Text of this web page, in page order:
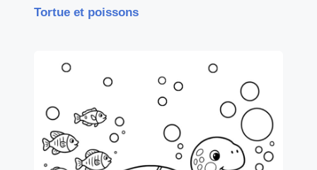
Tortue et poissons